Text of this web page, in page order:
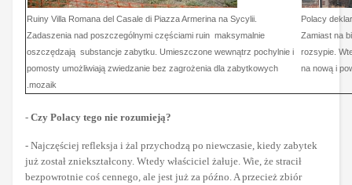
Ruiny Villa Romana del Casale di Piazza Armerina na Sycylii.
Zadaszenia nad poszczególnymi częściami ruin maksymalnie
oszczędzają substancje zabytku. Umieszczone wewnątrz pochylnie i
pomosty umożliwiają zwiedzanie bez zagrożenia dla zabytkowych
mozaik.
Polacy
Zamiast na
rozsypie.
na nową i
- Czy Polacy tego nie rozumieją?
- Najczęściej refleksja i żal przychodzą po niewczasie, kiedy zabytek
już został zniekształcony. Wtedy właściciel żałuje. Wie, że stracił
bezpowrotnie coś cennego, ale jest już za późno. A przecież zbiór